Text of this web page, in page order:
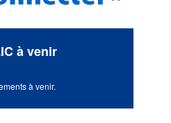
à venir
à venir.